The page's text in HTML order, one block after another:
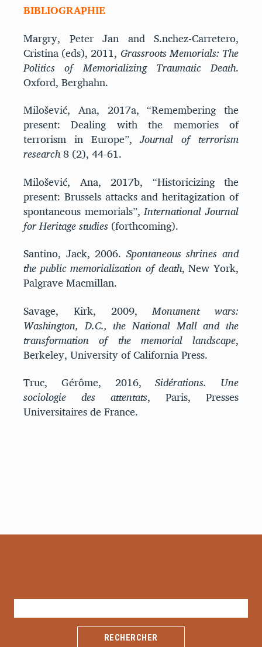
BIBLIOGRAPHIE
Margry, Peter Jan and S.nchez-Carretero,
Cristina (eds), 2011, Grassroots Memorials: The
Politics of Memorializing Traumatic Death.
Oxford, Berghahn.
Milošević, Ana, 2017a, “Remembering the
present: Dealing with the memories of
terrorism in Europe”,Journal of terrorism
research8 (2), 44-61.
Milošević, Ana, 2017b, “Historicizing the
present: Brussels attacks and heritagization of
spontaneous memorials”,International Journal
for Heritage studies(forthcoming).
Santino, Jack, 2006. Spontaneous shrines and
the public memorialization of death, New York,
Palgrave Macmillan.
Savage, Kirk, 2009,Monument wars:
Washington, D.C., the National Mall and the
transformation of the memorial landscape,
Berkeley, University of California Press.
Truc, Gérôme, 2016,Sidérations. Une
sociologie des attentats, Paris, Presses
Universitaires de France.